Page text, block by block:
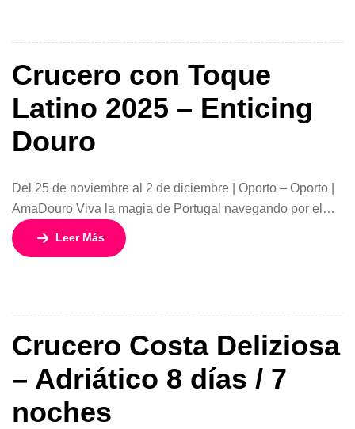
o disfruta de […]
Crucero con Toque
Latino 2025 – Enticing
Douro
Del 25 de noviembre al 2 de diciembre | Oporto – Oporto |
AmaDouro Viva la magia de Portugal navegando por el
impresionante río Duero con el Crucero con Toque Latino
2025 – Enticing Douro, un viaje de 7 noches que combina
Leer Más
Crucero Costa Deliziosa
– Adriático 8 días / 7
noches